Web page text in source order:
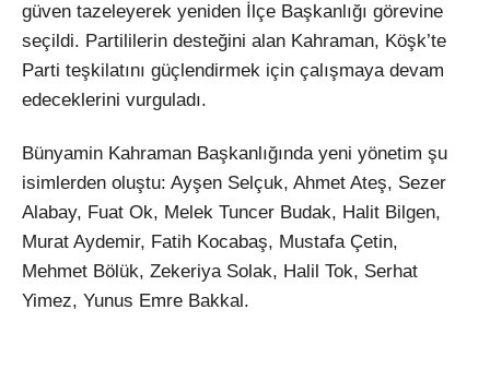
güven tazeleyerek yeniden İlçe Başkanlığı görevine
seçildi. Partililerin desteğini alan Kahraman, Köşk’te
Parti teşkilatını güçlendirmek için çalışmaya devam
edeceklerini vurguladı.
Bünyamin Kahraman Başkanlığında yeni yönetim şu
isimlerden oluştu: Ayşen Selçuk, Ahmet Ateş, Sezer
Alabay, Fuat Ok, Melek Tuncer Budak, Halit Bilgen,
Murat Aydemir, Fatih Kocabaş, Mustafa Çetin,
Mehmet Bölük, Zekeriya Solak, Halil Tok, Serhat
Yimez, Yunus Emre Bakkal.